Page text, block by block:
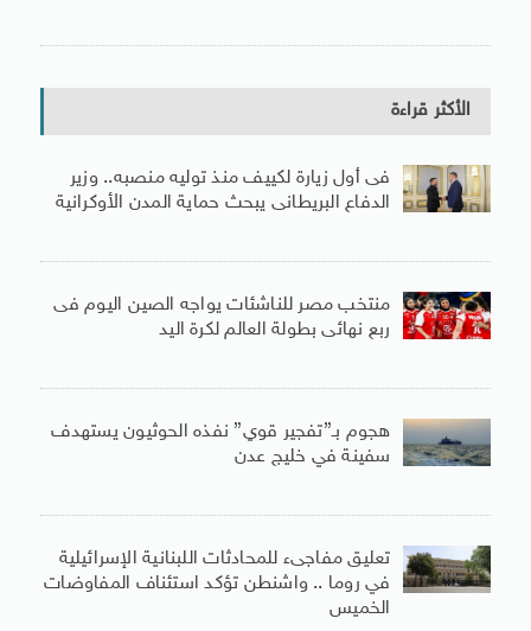
الأكثر قراءة
فى أول زيارة لكييف منذ توليه منصبه.. وزير
الدفاع البريطانى يبحث حماية المدن الأوكرانية
منتخب مصر للناشئات يواجه الصين اليوم فى
ربع نهائى بطولة العالم لكرة اليد
هجوم بـ”تفجير قوي” نفذه الحوثيون يستهدف
سفينة في خليج عدن
تعليق مفاجىء للمحادثات اللبنانية الإسرائيلية
في روما .. واشنطن تؤكد استئناف المفاوضات
الخميس